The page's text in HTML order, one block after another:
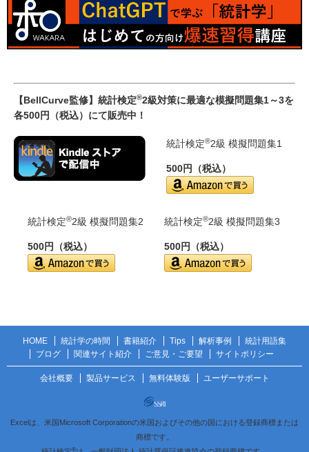
【BellCurve監修】統計検定®2級対策に最適な模擬問題集1～3を
各500円（税込）にて販売中！
統計検定®2級 模擬問題集1
500円（税込）
統計検定®2級 模擬問題集2
500円（税込）
統計検定®2級 模擬問題集3
500円（税込）
HOME 統計学の時間 書籍紹介 Tips 解析事例
統計用語集
ブログ
関連サイト紹介 ご意見・ご要望 サイトポリシー
会社概要 製品サービス 無料体験版 ユーザーサポート
Excelは、米国Microsoft Corporationの米国およびその他の国における登録商標または
商標です。
®